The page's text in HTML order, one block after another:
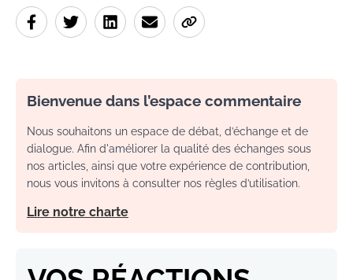
Bienvenue dans l’espace commentaire
Nous souhaitons un espace de débat, d’échange et de
dialogue. Afin d'améliorer la qualité des échanges sous
nos articles, ainsi que votre expérience de contribution,
nous vous invitons à consulter nos règles d’utilisation.
Lire notre charte